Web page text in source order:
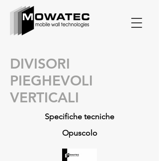
DIVISORI
PIEGHEVOLI
VERTICALI
Specifiche tecniche
Opuscolo